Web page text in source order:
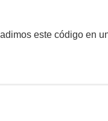
este código en